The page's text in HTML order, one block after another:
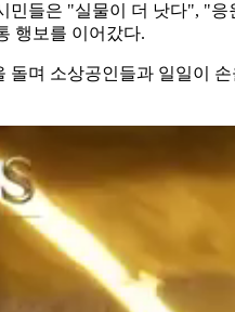
민들은 "실물이 더 낫다", "
행보를 이어갔다.
돌며 소상공인들과 일일이